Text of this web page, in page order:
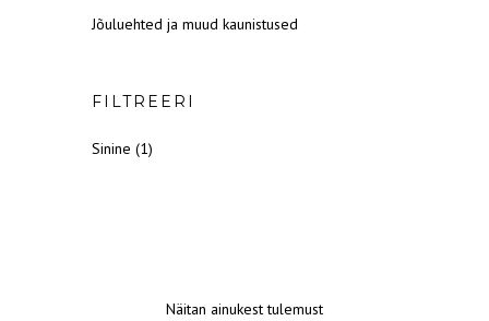
Jõuluehted ja muud kaunistused
FILTREERI
Sinine (1)
Näitan ainukest tulemust